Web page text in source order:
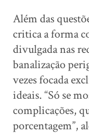
Além das
critica a forma
divulgada nas
banalização
vezes focada
ideais. “Só se
complicações,
porcentagem”,